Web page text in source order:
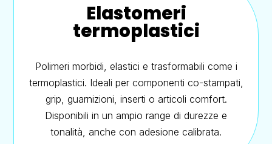
Elastomeri
termoplastici
Polimeri morbidi, elastici e trasformabili come i
termoplastici. Ideali per componenti co-stampati,
grip, guarnizioni, inserti o articoli comfort.
Disponibili in un ampio range di durezze e
tonalità, anche con adesione calibrata.